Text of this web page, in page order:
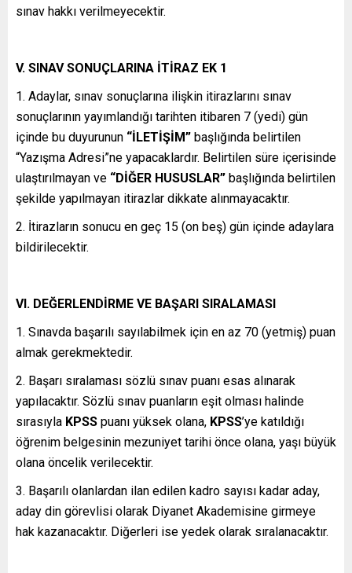
sınav hakkı verilmeyecektir.
V. SINAV SONUÇLARINA İTİRAZ EK 1
1. Adaylar, sınav sonuçlarına ilişkin itirazlarını sınav
sonuçlarının yayımlandığı tarihten itibaren 7 (yedi) gün
içinde bu duyurunun “İLETİŞİM” başlığında belirtilen
“Yazışma Adresi”ne yapacaklardır. Belirtilen süre içerisinde
ulaştırılmayan ve “DİĞER HUSUSLAR” başlığında belirtilen
şekilde yapılmayan itirazlar dikkate alınmayacaktır.
2. İtirazların sonucu en geç 15 (on beş) gün içinde adaylara
bildirilecektir.
VI. DEĞERLENDİRME VE BAŞARI SIRALAMASI
1. Sınavda başarılı sayılabilmek için en az 70 (yetmiş) puan
almak gerekmektedir.
2. Başarı sıralaması sözlü sınav puanı esas alınarak
yapılacaktır. Sözlü sınav puanların eşit olması halinde
sırasıyla KPSS puanı yüksek olana, KPSS’ye katıldığı
öğrenim belgesinin mezuniyet tarihi önce olana, yaşı büyük
olana öncelik verilecektir.
3. Başarılı olanlardan ilan edilen kadro sayısı kadar aday,
aday din görevlisi olarak Diyanet Akademisine girmeye
hak kazanacaktır. Diğerleri ise yedek olarak sıralanacaktır.